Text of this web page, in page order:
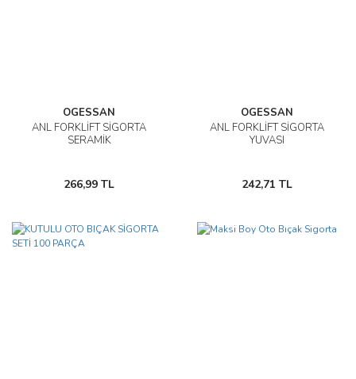
OGESSAN
ANL FORKLİFT SİGORTA
SERAMİK
266,99 TL
OGESSAN
ANL FORKLİFT SİGORTA
YUVASI
242,71 TL